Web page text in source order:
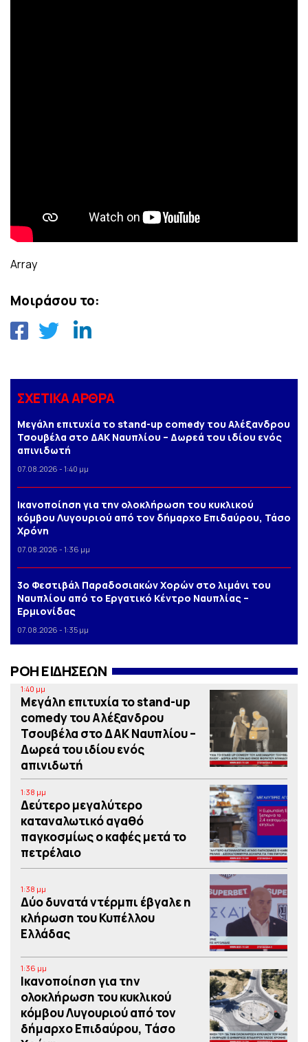
Array
Μοιράσου το:
ΣΧΕΤΙΚΑ ΑΡΘΡΑ
Μεγάλη επιτυχία το stand-up comedy του Αλέξανδρου
Τσουβέλα στο ΔΑΚ Ναυπλίου – Δωρεά του ιδίου ενός
απινιδωτή
07.08.2026 - 1:40 μμ
Iκανοποίηση για την ολοκλήρωση του κυκλικού
κόμβου Λυγουριού από τον δήμαρχο Επιδαύρου, Τάσο
Χρόνη
07.08.2026 - 1:36 μμ
3o Φεστιβάλ Παραδοσιακών Χορών στο λιμάνι του
Ναυπλίου από το Εργατικό Κέντρο Ναυπλίας –
Ερμιονίδας
07.08.2026 - 1:35 μμ
ΡΟΗ ΕΙΔΗΣΕΩΝ
1:40 μμ
Μεγάλη επιτυχία το stand-up
comedy του Αλέξανδρου
Τσουβέλα στο ΔΑΚ Ναυπλίου –
Δωρεά του ιδίου ενός
απινιδωτή
1:38 μμ
Δεύτερο μεγαλύτερο
καταναλωτικό αγαθό
παγκοσμίως ο καφές μετά το
πετρέλαιο
1:38 μμ
Δύο δυνατά ντέρμπι έβγαλε η
κλήρωση του Κυπέλλου
Ελλάδας
1:36 μμ
Iκανοποίηση για την
ολοκλήρωση του κυκλικού
κόμβου Λυγουριού από τον
δήμαρχο Επιδαύρου, Τάσο